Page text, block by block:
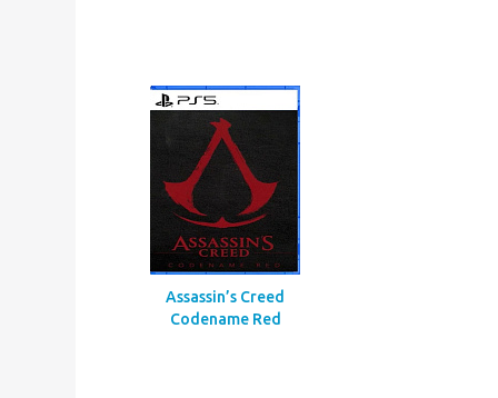
Assassin’s Creed
Codename Red